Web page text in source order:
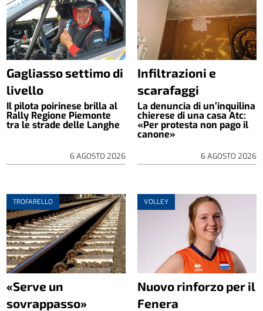
Gagliasso settimo di
livello
Il pilota poirinese brilla al
Rally Regione Piemonte
tra le strade delle Langhe
6 AGOSTO 2026
Infiltrazioni e
scarafaggi
La denuncia di un’inquilina
chierese di una casa Atc:
«Per protesta non pago il
canone»
6 AGOSTO 2026
TROFARELLO
«Serve un
sovrappasso»
VOLLEY
Nuovo rinforzo per il
Fenera